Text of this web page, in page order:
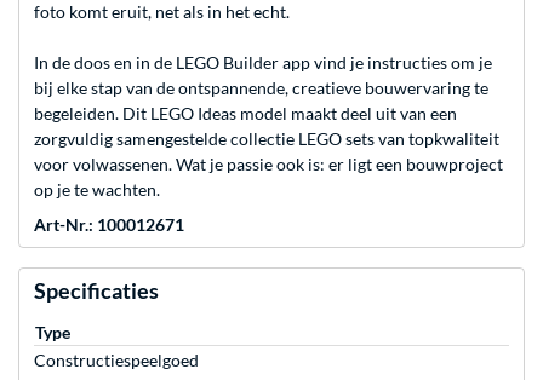
foto komt eruit, net als in het echt.
In de doos en in de LEGO Builder app vind je instructies om je
bij elke stap van de ontspannende, creatieve bouwervaring te
begeleiden. Dit LEGO Ideas model maakt deel uit van een
zorgvuldig samengestelde collectie LEGO sets van topkwaliteit
voor volwassenen. Wat je passie ook is: er ligt een bouwproject
op je te wachten.
Art-Nr.: 100012671
Specificaties
Type
Constructiespeelgoed